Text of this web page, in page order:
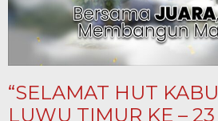
“SELAMAT HUT
LUWU TIMUR KE – 23